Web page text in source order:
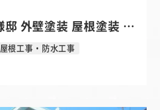
春日井市 宮町 H様邸 外壁塗装 屋根塗装 ベランダ防水リフォーム
屋根工事・防水工事